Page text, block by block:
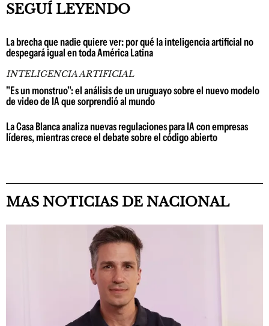
SEGUÍ LEYENDO
La brecha que nadie quiere ver: por qué la inteligencia artificial no
despegará igual en toda América Latina
INTELIGENCIA ARTIFICIAL
"Es un monstruo": el análisis de un uruguayo sobre el nuevo modelo
de video de IA que sorprendió al mundo
La Casa Blanca analiza nuevas regulaciones para IA con empresas
líderes, mientras crece el debate sobre el código abierto
MAS NOTICIAS DE NACIONAL